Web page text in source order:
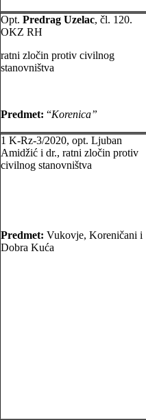
Opt. Predrag Uzelac, čl. 120.
OKZ RH
ratni zločin protiv civilnog
stanovništva
Predmet: “Korenica”
1 K-Rz-3/2020, opt. Ljuban
Amidžić i dr., ratni zločin protiv
civilnog stanovništva
Predmet: Vukovje, Koreničani i
Dobra Kuća